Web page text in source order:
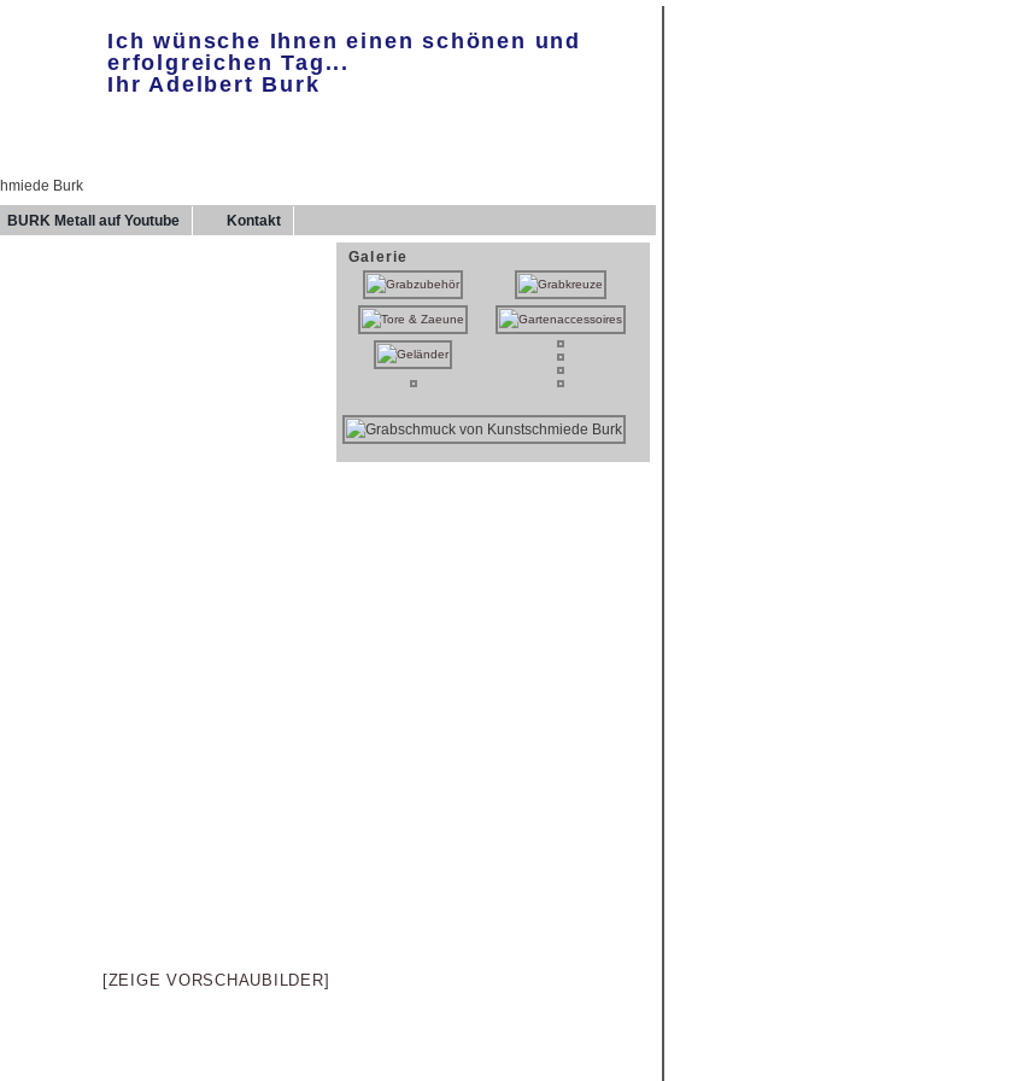
Ich wünsche Ihnen einen schönen und
erfolgreichen Tag...
Ihr Adelbert Burk
BURK Metall auf Youtube Kontakt
Galerie
[ZEIGE VORSCHAUBILDER]